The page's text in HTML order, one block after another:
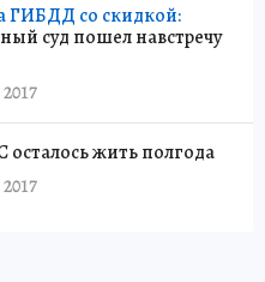
ГИБДД со скидкой:
суд пошел навстречу
жить полгода